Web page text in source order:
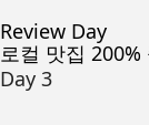
Review Day
로컬 맛집 200%
Day 3